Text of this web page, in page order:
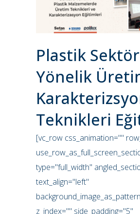
Plastik
Yönelik
Teknikleri
[vc_row css_animation=""
type="full_width"
text_align="left"
z_index="" side_padding="5"